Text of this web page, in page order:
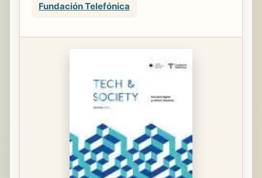
Fundación Telefónica